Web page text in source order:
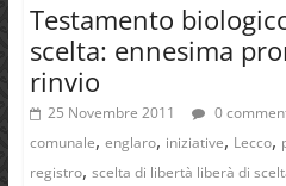
Testamento
scelta: ennesima
rinvio
25 Novembre 2011 0
comunale, englaro, iniziative, Lecco,
registro, scelta di libertà liberà di